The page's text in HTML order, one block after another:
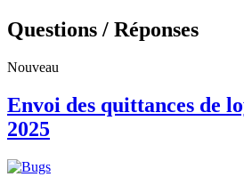
Questions / Réponses
Nouveau
Envoi des quittances de
2025